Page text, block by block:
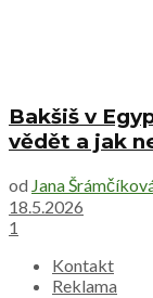
Bakšiš v
vědět a jak
od Jana
18.5.2026
1
Kontakt
Reklama